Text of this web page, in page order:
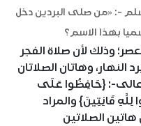
-: «من صلى البردين دخل
بهذا الاسم؟
وذلك لأن صلاة الفجر
النهار، وهاتان الصلاتان
: {حَافِظُوا عَلَى
قَانِتِينَ} والمراد
الصلاتين